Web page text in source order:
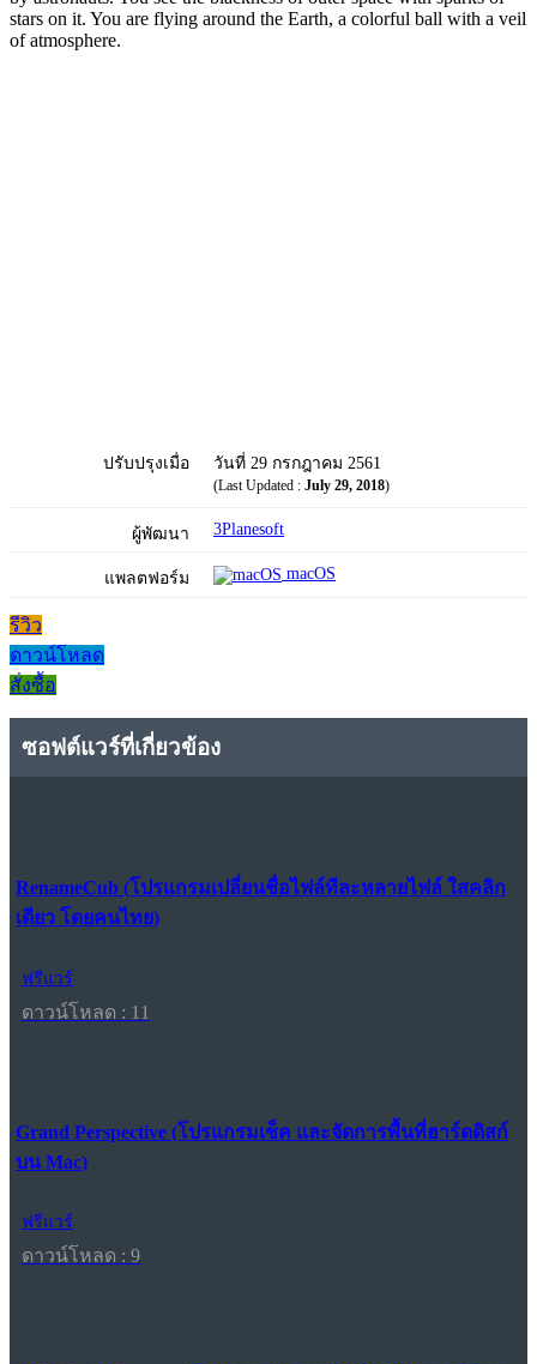
stars on it. You are flying around the Earth, a colorful ball with a veil
of atmosphere.
ปรับปรุงเมื่อ วันที่ 29 กรกฎาคม 2561
(Last Updated : July 29, 2018)
ผู้พัฒนา 3Planesoft
แพลตฟอร์ม macOS
รีวิว
ดาวน์โหลด
สั่งซื้อ
ซอฟต์แวร์ที่เกี่ยวข้อง
RenameCub (โปรแกรมเปลี่ยนชื่อไฟล์ทีละหลายไฟล์ ใสคลิก
เดียว โดยคนไทย)
ฟรีแวร์
ดาวน์โหลด : 11
Grand Perspective (โปรแกรมเช็ค และจัดการพื้นที่ฮาร์ดดิสก์
บน Mac)
ฟรีแวร์
ดาวน์โหลด : 9